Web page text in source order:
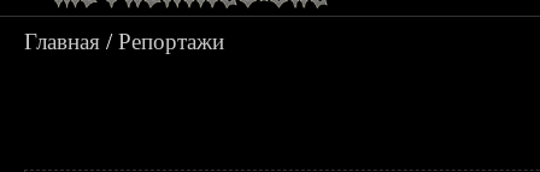
Главная /Репортажи